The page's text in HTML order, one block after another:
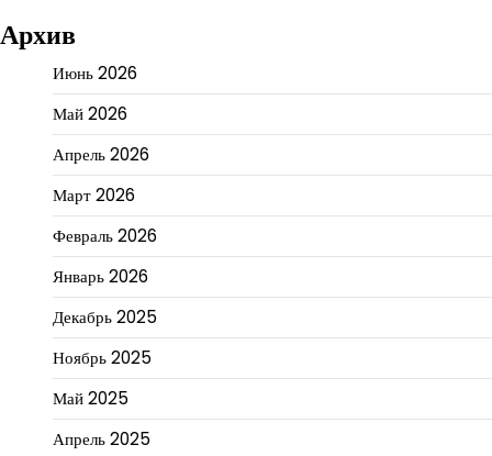
Архив
Июнь 2026
Май 2026
Апрель 2026
Март 2026
Февраль 2026
Январь 2026
Декабрь 2025
Ноябрь 2025
Май 2025
Апрель 2025